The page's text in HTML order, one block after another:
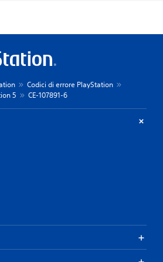
Codici di errore PlayStation
5
CE-107891-6